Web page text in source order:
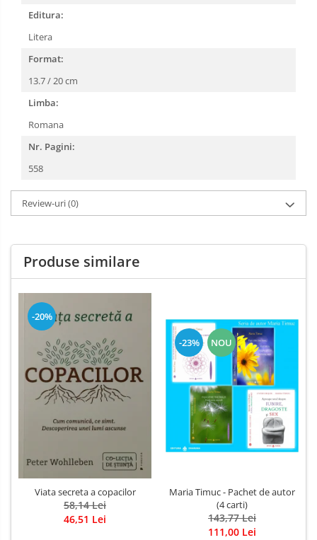
Editura:
Litera
Format:
13.7 / 20 cm
Limba:
Romana
Nr. Pagini:
558
Review-uri(0)
Produse similare
-20%
Viata secreta a copacilor
58,14 Lei
46,51 Lei
-23% NOU
Maria Timuc - Pachet de autor
(4 carti)
143,77 Lei
111,00 Lei